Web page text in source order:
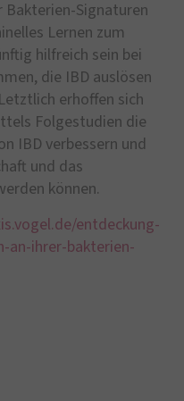
Bakterien-Signaturen
Lernen zum
hilfreich sein bei
die IBD auslösen
erhoffen sich
Folgestudien die
IBD verbessern und
und das
können.
entdeckung-
an-ihrer-bakterien-